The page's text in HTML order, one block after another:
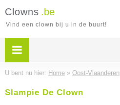
Clowns .be
Vind een clown bij u in de buurt!
U bent nu hier: Home » Oost-Vlaanderen
Slampie De Clown